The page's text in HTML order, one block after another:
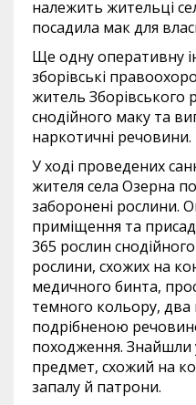
належить жительці
посадила мак для
Ще одну оперативну
зборівські
житель Зборівського
снодійного маку та
наркотичні речовини.
У ході проведених
жителя села Озерна
заборонені рослини.
приміщення та
365 рослин
рослини, схожих на
медичного бинта,
темного кольору, два
подрібненою
походження. Знайшли
предмет, схожий на
запалу й патрони.